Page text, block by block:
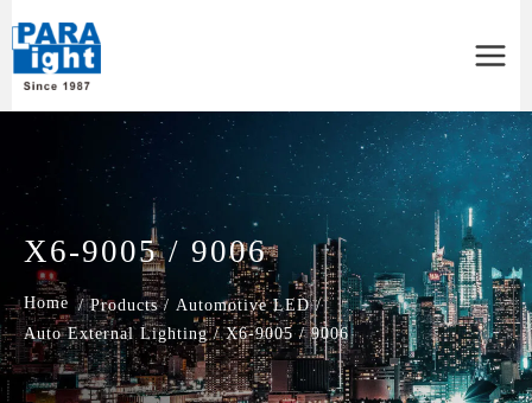
Menu
X6-9005 / 9006
/ Products / Automotive LED /
Auto External Lighting / X6-9005 / 9006